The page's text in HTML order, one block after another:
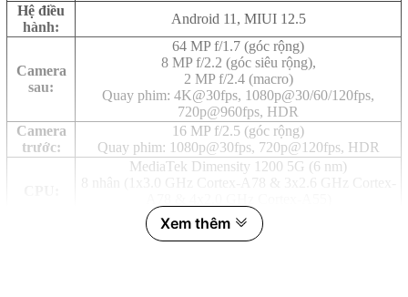
Hệ điều
hành:
Android 11, MIUI 12.5
Camera
sau:
64 MP f/1.7 (góc rộng)
8 MP f/2.2 (góc siêu rộng),
2 MP f/2.4 (macro)
Quay phim: 4K@30fps, 1080p@30/60/120fps,
720p@960fps, HDR
Camera
trước:
16 MP f/2.5 (góc rộng)
Quay phim: 1080p@30fps, 720p@120fps, HDR
MediaTek Dimensity 1200 5G (6 nm)
8 nhân (1x3.0 GHz Cortex-A78 & 3x2.6 GHz Cortex-
GPU: Mali-G77 MC9
12GB
Xem thêm